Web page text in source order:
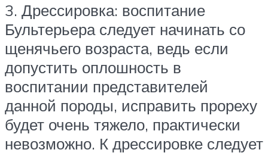
3. Дрессировка: воспитание
Бультерьера следует начинать со
щенячьего возраста, ведь если
допустить оплошность в
воспитании представителей
данной породы, исправить прореху
будет очень тяжело, практически
невозможно. К дрессировке следует